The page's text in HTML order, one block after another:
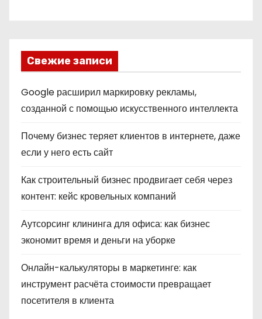
Свежие записи
Google расширил маркировку рекламы,
созданной с помощью искусственного интеллекта
Почему бизнес теряет клиентов в интернете, даже
если у него есть сайт
Как строительный бизнес продвигает себя через
контент: кейс кровельных компаний
Аутсорсинг клининга для офиса: как бизнес
экономит время и деньги на уборке
Онлайн-калькуляторы в маркетинге: как
инструмент расчёта стоимости превращает
посетителя в клиента